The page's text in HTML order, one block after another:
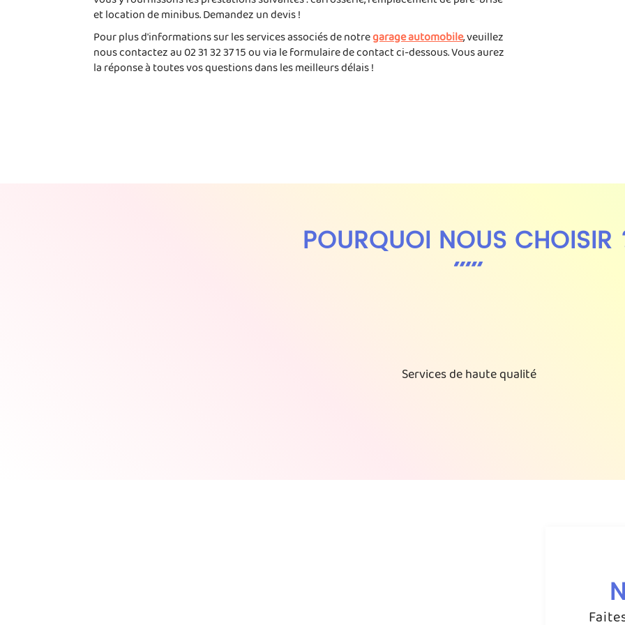
et location de minibus. Demandez un devis !
Pour plus d'informations sur les services associés de notregarage automobile, veuillez
nous contactez au 02 31 32 37 15 ou via le formulaire de contact ci-dessous. Vous aurez
la réponse à toutes vos questions dans les meilleurs délais !
POURQUOI NOUS CHOISIR
Services de haute qualité